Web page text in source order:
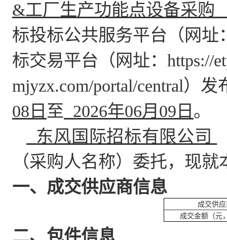
&工厂生产功能点设备采购
标投标公共服务平台（网址
标交易平台（网址：https://
mjyzx.com/portal/central）
08日 至 2026年06月09日 。
东风国际招标有限公司
（采购人名称）委托，现就
一、成交供应商信息
成交供
成交金额（元
二、包件信息